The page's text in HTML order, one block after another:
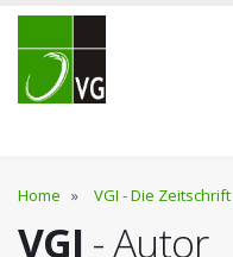
Home » VGI - Die Zeitschrift
VGI - Autor